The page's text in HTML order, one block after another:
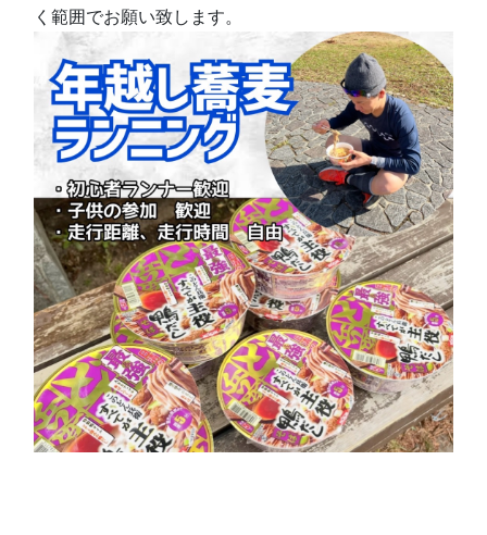
く範囲でお願い致します。